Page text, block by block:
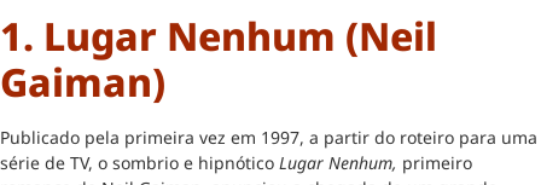
1. Lugar Nenhum (Neil
Gaiman)
Publicado pela primeira vez em 1997, a partir do roteiro para uma
série de TV, o sombrio e hipnótico Lugar Nenhum, primeiro